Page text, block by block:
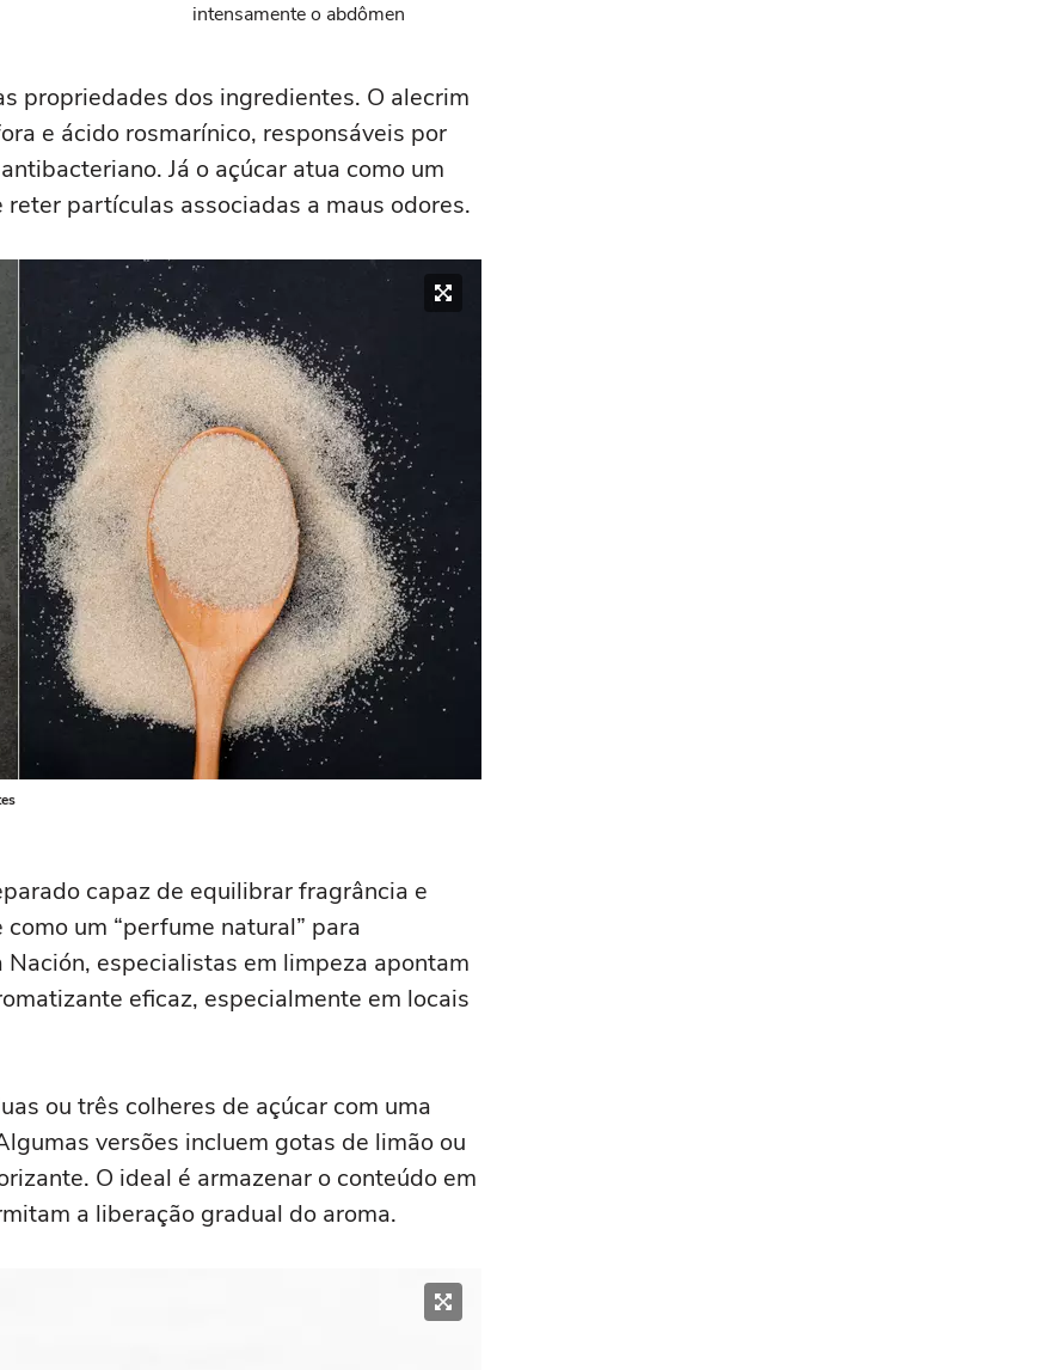
intensamente o abdômen
propriedades dos ingredientes. O alecrim
e ácido rosmarínico, responsáveis por
Já o açúcar atua como um
partículas associadas a maus odores.
capaz de equilibrar fragrância e
um “perfume natural” para
especialistas em limpeza apontam
eficaz, especialmente em locais
ou três colheres de açúcar com uma
versões incluem gotas de limão ou
O ideal é armazenar o conteúdo em
a liberação gradual do aroma.